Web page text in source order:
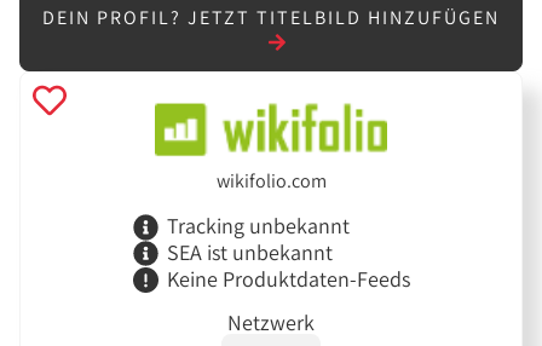
DEIN PROFIL? JETZT TITELBILD HINZUFÜGEN
wikifolio.com
Tracking unbekannt
SEA ist unbekannt
Keine Produktdaten-Feeds
Netzwerk